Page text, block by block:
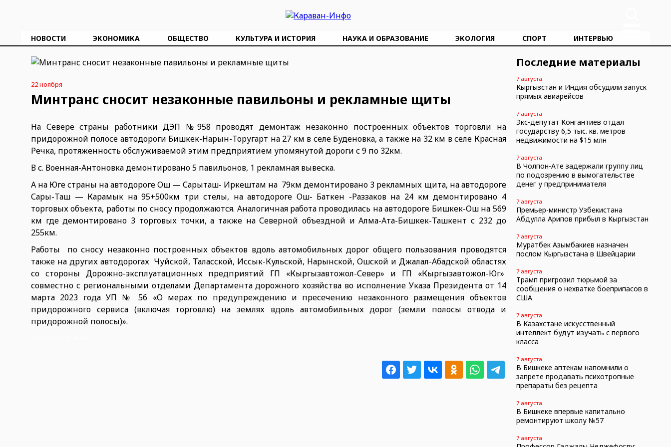
НОВОСТИ ЭКОНОМИКА ОБЩЕСТВО КУЛЬТУРА И ИСТОРИЯ НАУКА И ОБРАЗОВАНИЕ ЭКОЛОГИЯ СПОРТ ИНТЕРВЬЮ
22 ноября
Минтранс сносит незаконные павильоны и рекламные щиты
На Севере страны работники ДЭП №958 проводят демонтаж незаконно построенных объектов торговли на
придорожной полосе автодороги Бишкек-Нарын-Торугарт на 27 км в селе Буденовка, а также на 32 км в селе Красная
Речка, протяженность обслуживаемой этим предприятием упомянутой дороги с 9 по 32км.
В с. Военная-Антоновка демонтировано 5 павильонов, 1 рекламная вывеска.
А на Юге страны на автодороге Ош — Сарыташ- Иркештам на 79км демонтировано 3 рекламных щита, на автодороге
Сары-Таш — Карамык на 95+500км три стелы, на автодороге Ош- Баткен -Раззаков на 24 км демонтировано 4
торговых объекта, работы по сносу продолжаются. Аналогичная работа проводилась на автодороге Бишкек-Ош на 569
км где демонтировано 3 торговых точки, а также на Северной объездной и Алма-Ата-Бишкек-Ташкент с 232 до
255км.
Работы по сносу незаконно построенных объектов вдоль автомобильных дорог общего пользования проводятся
также на других автодорогах Чуйской, Таласской, Иссык-Кульской, Нарынской, Ошской и Джалал-Абадской областях
со стороны Дорожно-эксплуатационных предприятий ГП «Кыргызавтожол-Север» и ГП «Кыргызавтожол-Юг»
совместно с региональными отделами Департамента дорожного хозяйства во исполнение Указа Президента от 14
марта 2023 года УП № 56 «О мерах по предупреждению и пресечению незаконного размещения объектов
придорожного сервиса (включая торговлю) на землях вдоль автомобильных дорог (земли полосы отвода и
придорожной полосы)».
Последние материалы
7 августа
Кыргызстан и Индия обсудили запуск
прямых авиарейсов
7 августа
Экс-депутат Конгантиев отдал
государству 6,5 тыс. кв. метров
недвижимости на $15 млн
7 августа
В Чолпон-Ате задержали группу лиц
по подозрению в вымогательстве
денег у предпринимателя
7 августа
Премьер-министр Узбекистана
Абдулла Арипов прибыл в Кыргызстан
7 августа
Муратбек Азымбакиев назначен
послом Кыргызстана в Швейцарии
7 августа
Трамп пригрозил тюрьмой за
сообщения о нехватке боеприпасов в
США
7 августа
В Казахстане искусственный
интеллект будут изучать с первого
класса
7 августа
В Бишкеке аптекам напомнили о
запрете продавать психотропные
препараты без рецепта
7 августа
В Бишкеке впервые капитально
ремонтируют школу №57
7 августа